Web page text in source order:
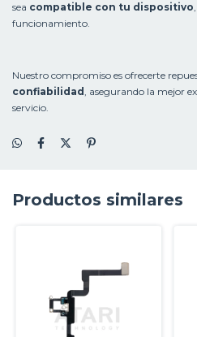
sea compatible con tu dispositivo
funcionamiento.
Nuestro compromiso es ofrecerte
confiabilidad , asegurando la mejor
servicio.
Productos similares